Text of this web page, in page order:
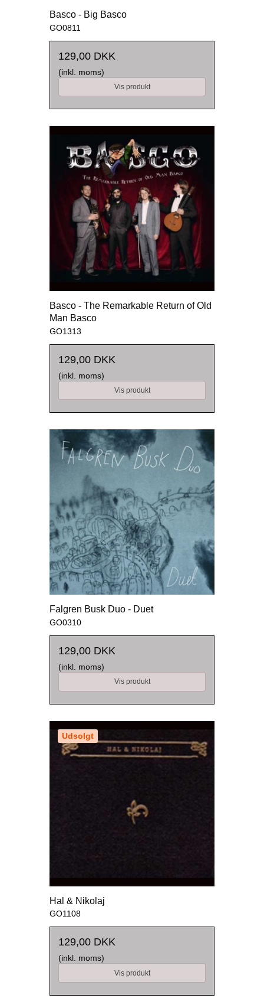
Basco - Big Basco
GO0811
129,00 DKK
(inkl. moms)
Vis produkt
Basco - The Remarkable Return of Old
Man Basco
GO1313
129,00 DKK
(inkl. moms)
Vis produkt
Falgren Busk Duo - Duet
GO0310
129,00 DKK
(inkl. moms)
Vis produkt
Udsolgt
Hal & Nikolaj
GO1108
129,00 DKK
(inkl. moms)
Vis produkt